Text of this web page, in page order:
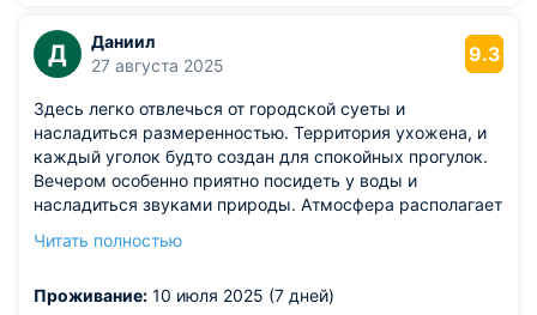
Д
Даниил
27 августа 2025
9.3
Здесь легко отвлечься от городской суеты и
насладиться размеренностью. Территория ухожена, и
каждый уголок будто создан для спокойных прогулок.
Вечером особенно приятно посидеть у воды и
насладиться звуками природы. Атмосфера располагает
простые, но уютные, чувствуешь себя комфортно.
Читать полностью
Проживание: 10 июля 2025 (7 дней)